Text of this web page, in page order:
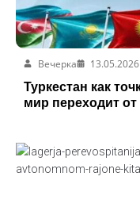
Вечерка
13.05.2026
Туркестан как
мир переходит